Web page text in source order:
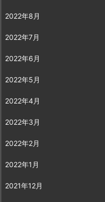
2022年8月
2022年7月
2022年6月
2022年5月
2022年4月
2022年3月
2022年2月
2022年1月
2021年12月